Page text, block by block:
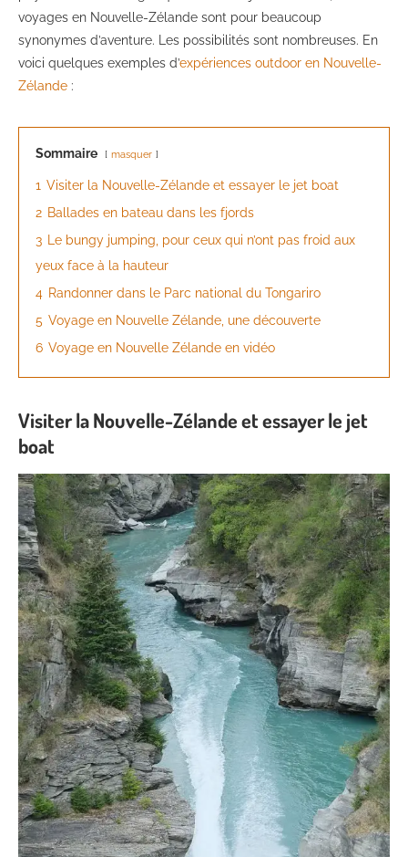
voyages en Nouvelle-Zélande sont pour beaucoup
synonymes d’aventure. Les possibilités sont nombreuses. En
voici quelques exemples d’expériences outdoor en Nouvelle-
Zélande :
Sommaire masquer
1 Visiter la Nouvelle-Zélande et essayer le jet boat
2 Ballades en bateau dans les fjords
3 Le bungy jumping, pour ceux qui n’ont pas froid aux
yeux face à la hauteur
4 Randonner dans le Parc national du Tongariro
5 Voyage en Nouvelle Zélande, une découverte
6 Voyage en Nouvelle Zélande en vidéo
Visiter la Nouvelle-Zélande et essayer le jet
boat